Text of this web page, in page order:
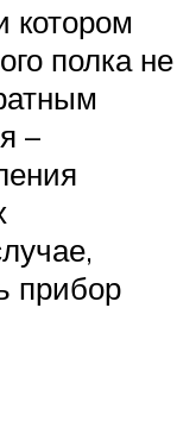
котором
полка не
–
прибор